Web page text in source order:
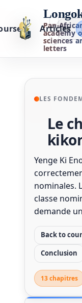
Pan-
academy
sciences
letters
Articles
FR
LES
Le
Yenge Ki
nominales.
classe
demande
Back to
Conclusion
13 chapitres